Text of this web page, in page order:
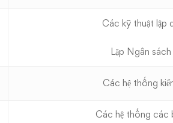
Các kỹ thuật lập
Lập Ngân
Các hệ thống
Các hệ thống các